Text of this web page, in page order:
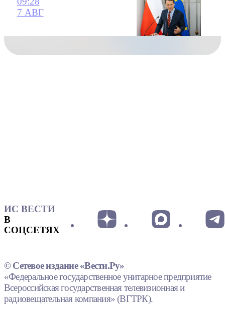
7 АВГ
ИС ВЕСТИ
В
СОЦСЕТЯХ
© Сетевое издание «Вести.Ру»
«Федеральное государственное унитарное предприятие
Всероссийская государственная телевизионная и
радиовещательная компания» (ВГТРК).